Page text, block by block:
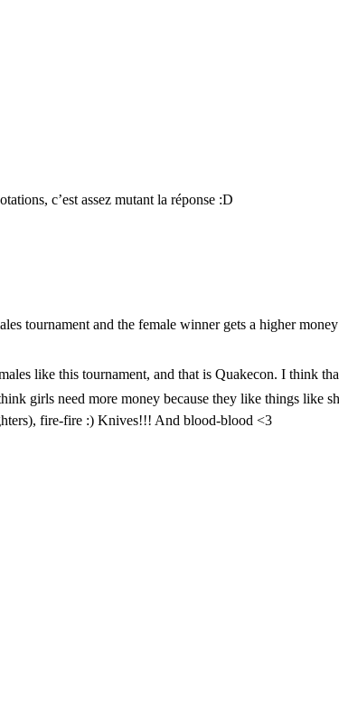
c’est assez mutant la réponse :D
tournament and the female winner gets a higher
like this tournament, and that is Quakecon. I think
girls need more money because they like things like
fire-fire :) Knives!!! And blood-blood <3